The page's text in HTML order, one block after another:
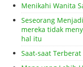
Menikahi Wanita
Seseorang
mereka tidak
hal itu
Saat-saat